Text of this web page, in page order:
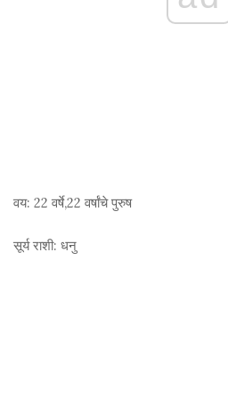
वय: 22 वर्षे,22 वर्षांचे पुरुष
सूर्य राशी: धनु